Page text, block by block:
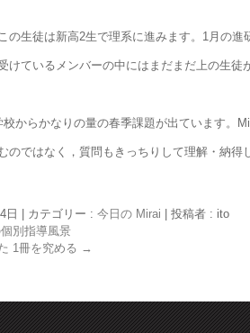
の生徒は新高2生で理系に進みます。1月の
けているメンバーの中にはまだまだ上の生徒
校からかなりの量の春季課題が出ています。
のではなく，質問もきっちりして理解・納得
日 カテゴリー : 今日の Mirai
投稿者 : ito
別指導風景
1冊を究める →